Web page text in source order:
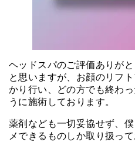
ヘッドスパのご評価ありが
と思いますが、お顔のリフ
かり行い、どの方でも終わ
うに施術しております。
薬剤なども一切妥協せず、
メできるものしか取り扱って